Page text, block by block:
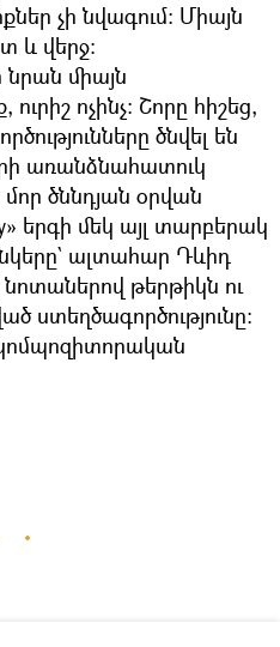
չի նվագում։ Միայն
և վերջ։
միայն
ոչինչ։ Շորը հիշեց,
ծնվել են
առանձնահատուկ
ծննդյան օրվան
երգի մեկ այլ տարբերակ
ալտահար Դևիդ
թերթիկն ու
ստեղծագործությունը։
կոմպոզիտորական